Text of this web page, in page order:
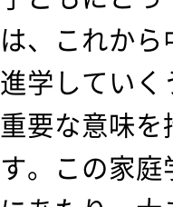
は、これから
進学していく
重要な意味を
す。この家